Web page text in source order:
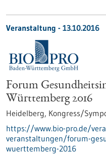
Veranstaltung - 13.10.2016
Forum
Württemberg 2016
Heidelberg, Kongress/
https://www.bio-pro.de/
veranstaltungen/forum-
wuerttemberg-2016